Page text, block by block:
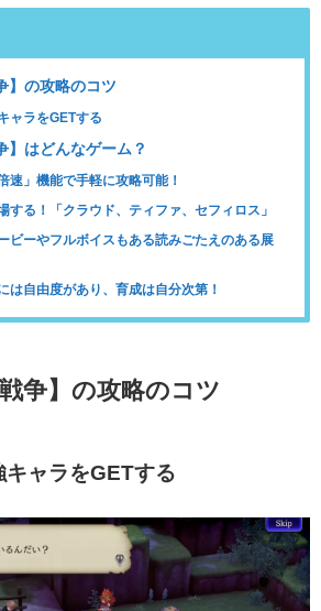
】の攻略のコツ
ャラをGETする
】はどんなゲーム？
速」機能で手軽に攻略可能！
する！「クラウド、ティファ、セフィロス」
ビーやフルボイスもある読みごたえのある展
は自由度があり、育成は自分次第！
争】の攻略のコツ
キャラをGETする